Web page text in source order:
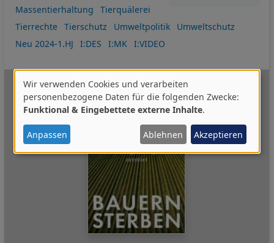
Massentierhaltung
Tierquälerei
Tierrechte
Tierschutz Umweltpolitik
Umweltschutz
Neu 2024-1.HJ
I:DES I:MK I:VIDEO
Verwendung
von
personenbezogenen
Daten
Wir verwenden Cookies und verarbeiten
personenbezogene Daten für die folgenden Zwecke:
Funktional & Eingebettete externe Inhalte.
Anpassen Ablehnen Akzeptieren